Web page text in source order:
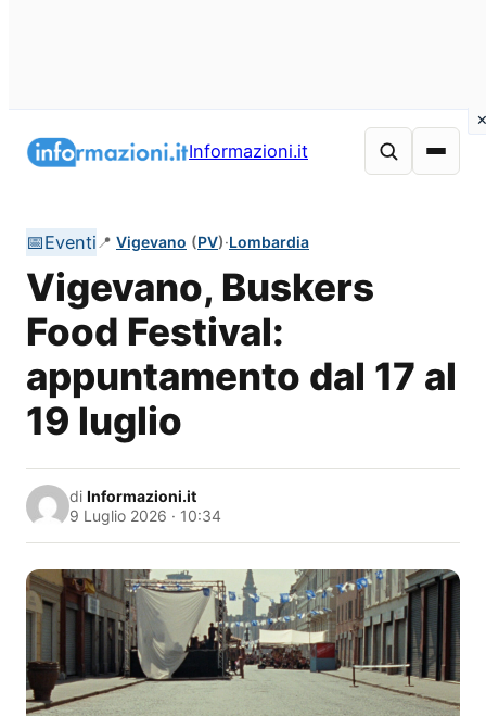
Informazioni.it
📅Eventi 📍 Vigevano (PV)·Lombardia
Vigevano, Buskers
Food Festival:
appuntamento dal 17 al
19 luglio
di Informazioni.it
9 Luglio 2026 · 10:34